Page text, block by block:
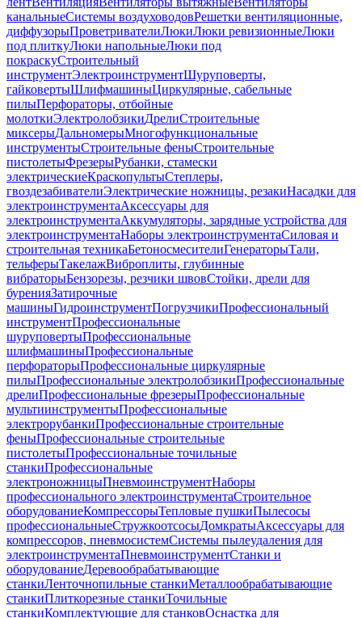
канальныеСистемы воздуховодовРешетки вентиляционные,
диффузорыПроветривателиЛюкиЛюки ревизионныеЛюки
под плиткуЛюки напольныеЛюки под
покраскуСтроительный
инструментЭлектроинструментШуруповерты,
гайковертыШлифмашиныЦиркулярные, сабельные
пилыПерфораторы, отбойные
молоткиЭлектролобзикиДрелиСтроительные
миксерыДальномерыМногофункциональные
инструментыСтроительные феныСтроительные
пистолетыФрезерыРубанки, стамески
электрическиеКраскопультыСтеплеры,
гвоздезабивателиЭлектрические ножницы, резакиНасадки для
электроинструментаАксессуары для
электроинструментаАккумуляторы, зарядные устройства для
электроинструментаНаборы электроинструментаСиловая и
строительная техникаБетоносмесителиГенераторыТали,
тельферыТакелажВиброплиты, глубинные
вибраторыБензорезы, резчики швовСтойки, дрели для
буренияЗатирочные
машиныГидроинструментПогрузчикиПрофессиональный
инструментПрофессиональные
шуруповертыПрофессиональные
шлифмашиныПрофессиональные
перфораторыПрофессиональные циркулярные
пилыПрофессиональные электролобзикиПрофессиональные
дрелиПрофессиональные фрезерыПрофессиональные
мультиинструментыПрофессиональные
электрорубанкиПрофессиональные строительные
феныПрофессиональные строительные
пистолетыПрофессиональные точильные
станкиПрофессиональные
электроножницыПневмоинструментНаборы
профессионального электроинструментаСтроительное
оборудованиеКомпрессорыТепловые пушкиПылесосы
профессиональныеСтружкоотсосыДомкратыАксессуары для
компрессоров, пневмосистемСистемы пылеудаления для
электроинструментаПневмоинструментСтанки и
оборудованиеДеревообрабатывающие
станкиЛенточнопильные станкиМеталлообрабатывающие
станкиПлиткорезные станкиТочильные
станкиКомплектующие для станковОснастка для